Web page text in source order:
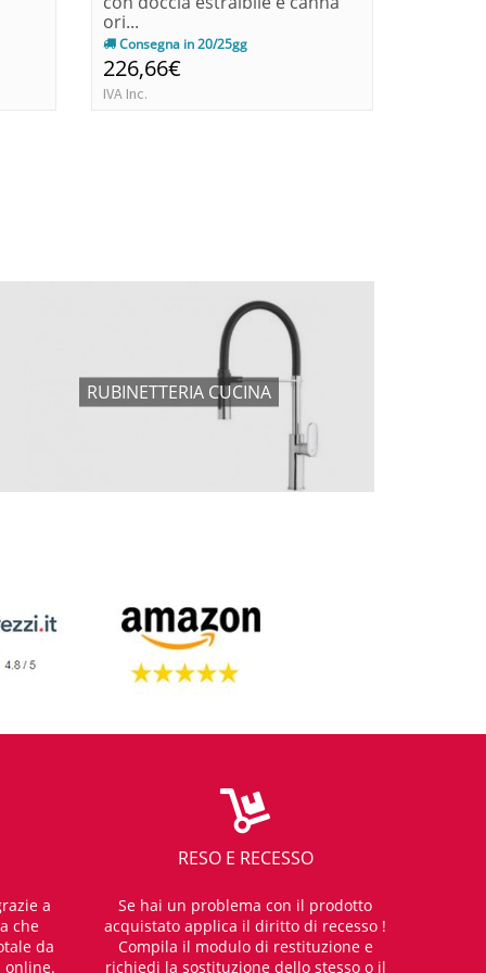
ori...
Consegna in 20/25gg
226,66€
IVA Inc.
RUBINETTERIA CUCINA
a
che
da
RESO E RECESSO
Se hai un problema con il prodotto
acquistato applica il diritto di recesso !
Compila il modulo di restituzione e
richiedi la sostituzione dello stesso o il